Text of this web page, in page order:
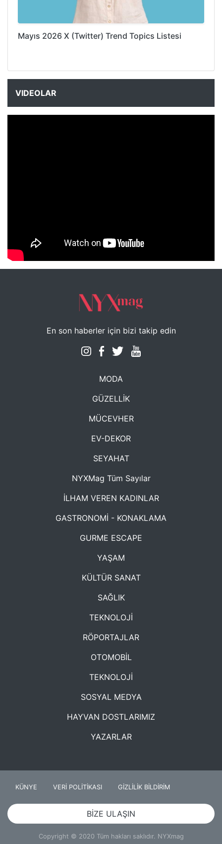
Mayıs 2026 X (Twitter) Trend Topics Listesi
VIDEOLAR
NYXmag 2. Yaş Kutlama Etkinliği
En son haberler için bizi takip edin
MODA
GÜZELLİK
MÜCEVHER
EV-DEKOR
SEYAHAT
NYXMag Tüm Sayılar
İLHAM VEREN KADINLAR
GASTRONOMİ - KONAKLAMA
GURME ESCAPE
YAŞAM
KÜLTÜR SANAT
SAĞLIK
TEKNOLOJİ
RÖPORTAJLAR
OTOMOBİL
TEKNOLOJİ
SOSYAL MEDYA
HAYVAN DOSTLARIMIZ
YAZARLAR
KÜNYE VERİ POLİTİKASI GİZLİLİK BİLDİRİM
BİZE ULAŞIN
Copyright © 2020 Tüm hakları saklıdır. NYXmag